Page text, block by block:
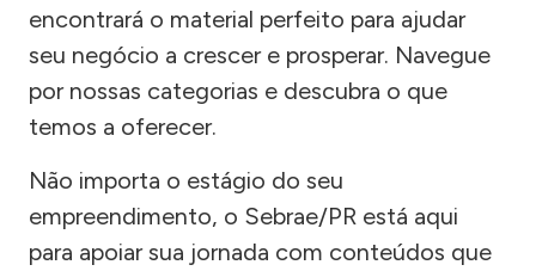
encontrará o material perfeito para ajudar
seu negócio a crescer e prosperar. Navegue
por nossas categorias e descubra o que
temos a oferecer.
Não importa o estágio do seu
empreendimento, o Sebrae/PR está aqui
para apoiar sua jornada com conteúdos que